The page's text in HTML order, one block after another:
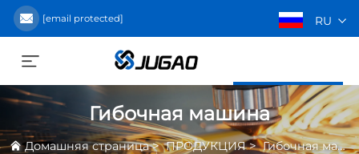
[email protected] RU
Получить предложение
Гибочная машина
Домашняя страница>ПРОДУКЦИЯ>Гибочная машина